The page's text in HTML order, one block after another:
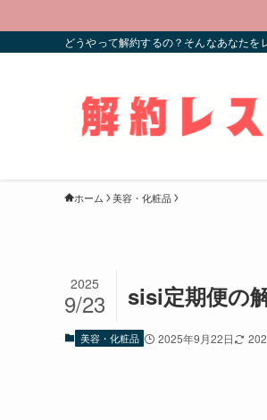
どうやって解約するの？そんなあなたを
ホーム 美容・化粧品
sisi定期便の
2025
9/23
美容・化粧品 2025年9月22日